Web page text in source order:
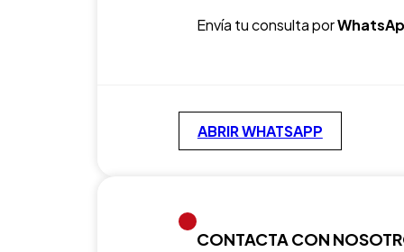
Envía tu consulta por
ABRIR WHATSAPP
CONTACTA CON